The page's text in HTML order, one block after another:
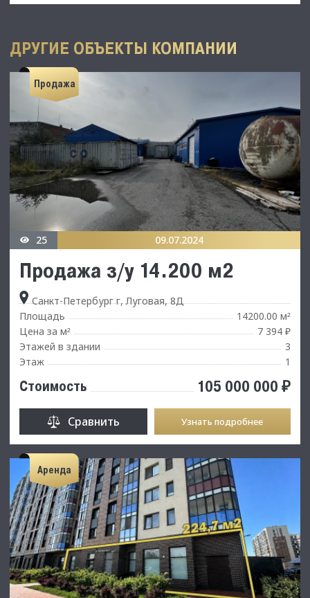
ДРУГИЕ ОБЪЕКТЫ КОМПАНИИ
Продажа
25 09.07.2024
Продажа з/у 14.200 м2
Санкт-Петербург г, Луговая, 8Д
Площадь
14200.00 м²
Цена за м²
7 394 ₽
Этажей в здании
3
Этаж
1
Стоимость 105 000 000 ₽
Сравнить Узнать подробнее
Аренда